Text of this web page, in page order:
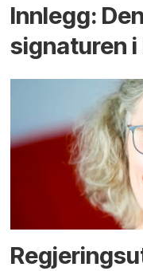
Innlegg:
signaturen